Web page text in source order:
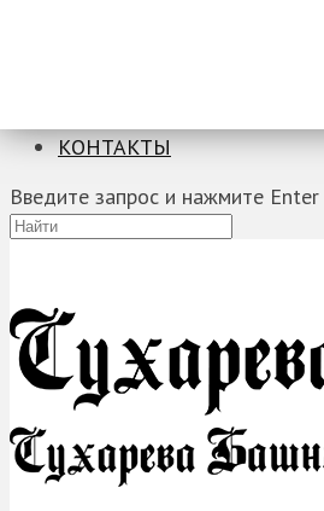
КОНТАКТЫ
Введите запрос и нажмите Enter